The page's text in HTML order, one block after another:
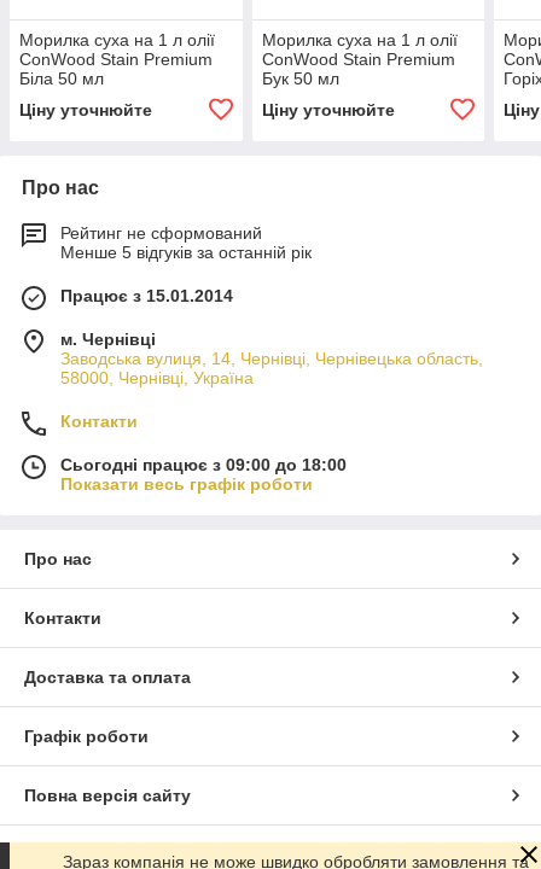
Морилка суха на 1 л олії
ConWood Stain Premium
Біла 50 мл
Ціну уточнюйте
Морилка суха на 1 л олії
ConWood Stain Premium
Бук 50 мл
Ціну уточнюйте
Про нас
Рейтинг не сформований
Менше 5 відгуків за останній рік
Працює з 15.01.2014
м. Чернівці
Заводська вулиця, 14, Чернівці, Чернівецька область,
58000, Чернівці, Україна
Контакти
Сьогодні працює з 09:00 до 18:00
Показати весь графік роботи
Про нас
Контакти
Доставка та оплата
Графік роботи
Повна версія сайту
Сайт створено на маркетплейсіProm.ua
Зараз компанія не може швидко обробляти замовлення та